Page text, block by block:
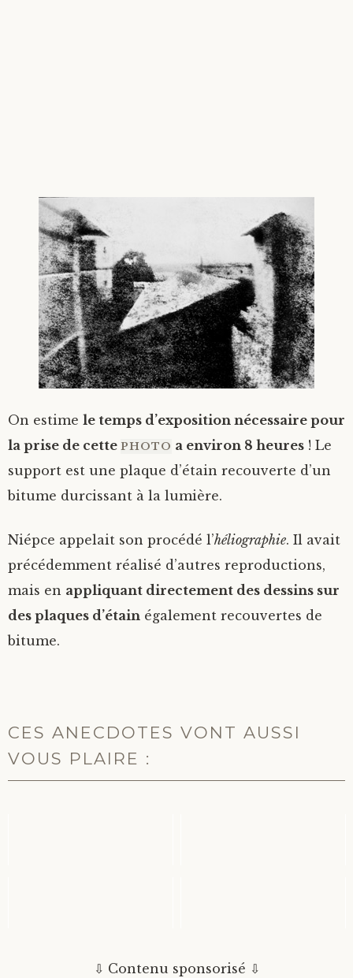
On estime le temps d’exposition nécessaire pour
la prise de cette PHOTO a environ 8 heures ! Le
support est une plaque d’étain recouverte d’un
bitume durcissant à la lumière.
Niépce appelait son procédé l’héliographie. Il avait
précédemment réalisé d’autres reproductions,
mais en appliquant directement des dessins sur
des plaques d’étain également recouvertes de
bitume.
CES ANECDOTES VONT AUSSI
VOUS PLAIRE :
ÉCRIT DANS UNE ...
⇩ Contenu sponsorisé ⇩